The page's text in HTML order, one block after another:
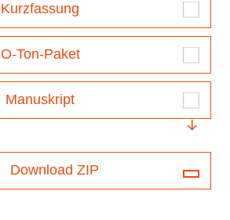
Kurzfassung
O-Ton-Paket
Manuskript
Download ZIP